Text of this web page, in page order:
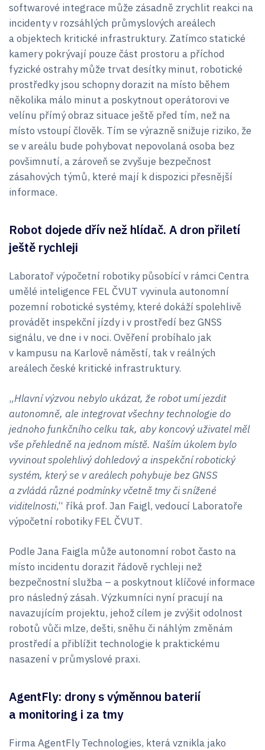
softwarové integrace může zásadně zrychlit reakci na
incidenty v rozsáhlých průmyslových areálech
a objektech kritické infrastruktury. Zatímco statické
kamery pokrývají pouze část prostoru a příchod
fyzické ostrahy může trvat desítky minut, robotické
prostředky jsou schopny dorazit na místo během
několika málo minut a poskytnout operátorovi ve
velínu přímý obraz situace ještě před tím, než na
místo vstoupí člověk. Tím se výrazně snižuje riziko, že
se v areálu bude pohybovat nepovolaná osoba bez
povšimnutí, a zároveň se zvyšuje bezpečnost
zásahových týmů, které mají k dispozici přesnější
informace.
Robot dojede dřív než hlídač. A dron přiletí
ještě rychleji
Laboratoř výpočetní robotiky působící v rámci Centra
umělé inteligence FEL ČVUT vyvinula autonomní
pozemní robotické systémy, které dokáží spolehlivě
provádět inspekční jízdy i v prostředí bez GNSS
signálu, ve dne i v noci. Ověření probíhalo jak
v kampusu na Karlově náměstí, tak v reálných
areálech české kritické infrastruktury.
„Hlavní výzvou nebylo ukázat, že robot umí jezdit
autonomně, ale integrovat všechny technologie do
jednoho funkčního celku tak, aby koncový uživatel měl
vše přehledně na jednom místě. Naším úkolem bylo
vyvinout spolehlivý dohledový a inspekční robotický
systém, který se v areálech pohybuje bez GNSS
a zvládá různé podmínky včetně tmy či snížené
viditelnosti,“ říká prof. Jan Faigl, vedoucí Laboratoře
výpočetní robotiky FEL ČVUT.
Podle Jana Faigla může autonomní robot často na
místo incidentu dorazit řádově rychleji než
bezpečnostní služba – a poskytnout klíčové informace
pro následný zásah. Výzkumníci nyní pracují na
navazujícím projektu, jehož cílem je zvýšit odolnost
robotů vůči mlze, dešti, sněhu či náhlým změnám
prostředí a přiblížit technologie k praktickému
nasazení v průmyslové praxi.
AgentFly: drony s výměnnou baterií
a monitoring i za tmy
Firma AgentFly Technologies, která vznikla jako